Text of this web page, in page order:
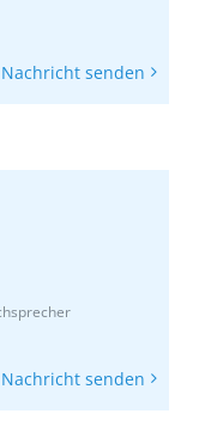
Nachricht senden
Nachricht senden